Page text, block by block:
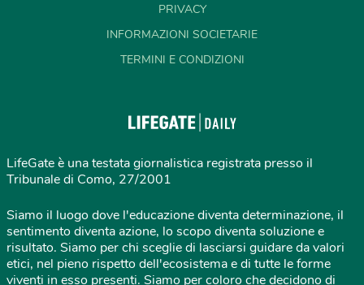
PRIVACY
INFORMAZIONI SOCIETARIE
TERMINI E CONDIZIONI
LifeGate è una testata giornalistica registrata presso il
Tribunale di Como, 27/2001
Siamo il luogo dove l'educazione diventa determinazione, il
sentimento diventa azione, lo scopo diventa soluzione e
risultato. Siamo per chi sceglie di lasciarsi guidare da valori
etici, nel pieno rispetto dell'ecosistema e di tutte le forme
viventi in esso presenti. Siamo per coloro che decidono di